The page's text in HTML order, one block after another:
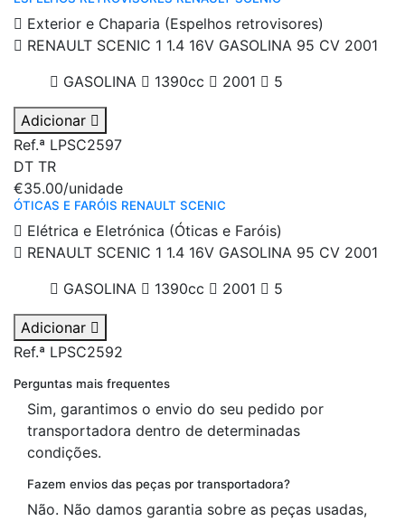
Exterior e Chaparia (Espelhos retrovisores)
RENAULT SCENIC 1 1.4 16V GASOLINA 95 CV 2001
GASOLINA
1390cc 2001 5
Adicionar
Ref.ª LPSC2597
DT TR
€35.00/unidade
ÓTICAS E FARÓIS RENAULT SCENIC
Elétrica e Eletrónica (Óticas e Faróis)
RENAULT SCENIC 1 1.4 16V GASOLINA 95 CV 2001
GASOLINA
1390cc 2001 5
Adicionar
Ref.ª LPSC2592
Perguntas mais frequentes
Sim, garantimos o envio do seu pedido por
transportadora dentro de determinadas
condições.
Fazem envios das peças por transportadora?
Não. Não damos garantia sobre as peças usadas,